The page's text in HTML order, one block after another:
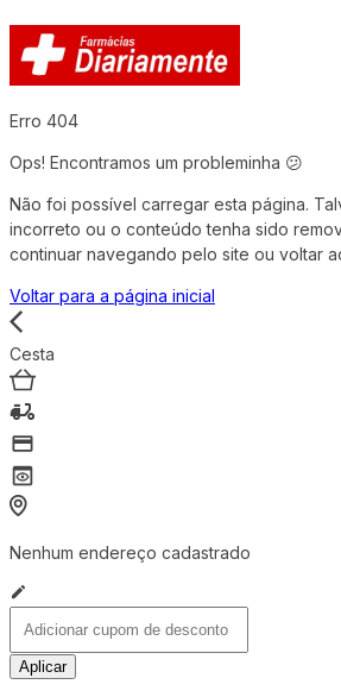
Erro 404
Ops! Encontramos um probleminha 😕
Não foi possível carregar esta página.
incorreto ou o conteúdo tenha sido
continuar navegando pelo site ou voltar
Voltar para a página inicial
Cesta
Nenhum endereço cadastrado
Aplicar